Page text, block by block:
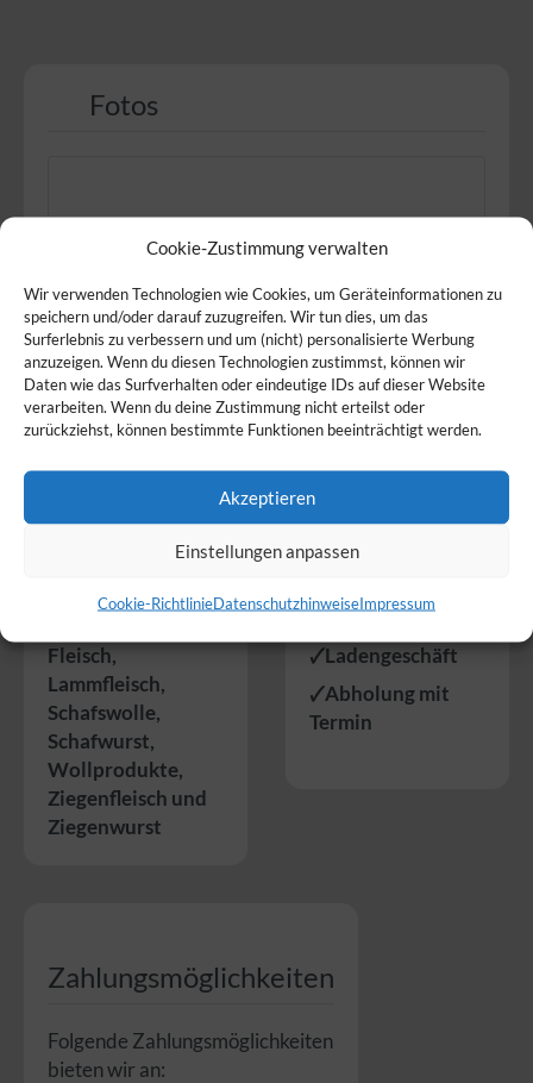
Cookie-Zustimmung verwalten
Wir verwenden Technologien wie Cookies, um Geräteinformationen zu
speichern und/oder darauf zuzugreifen. Wir tun dies, um das
Surferlebnis zu verbessern und um (nicht) personalisierte Werbung
anzuzeigen. Wenn du diesen Technologien zustimmst, können wir
Daten wie das Surfverhalten oder eindeutige IDs auf dieser Website
verarbeiten. Wenn du deine Zustimmung nicht erteilst oder
zurückziehst, können bestimmte Funktionen beeinträchtigt werden.
Akzeptieren
Einstellungen anpassen
Cookie-RichtlinieDatenschutzhinweiseImpressum
Fotos
Produkte
Wir bieten folgende
Fleisch,
Lammfleisch,
Schafswolle,
Schafwurst,
Wollprodukte,
Ziegenfleisch und
Ziegenwurst
Service
So bieten wir unsere
🗸Ladengeschäft
🗸Abholung mit
Termin
Zahlungsmöglichkeiten
Folgende Zahlungsmöglichkeiten
bieten wir an: